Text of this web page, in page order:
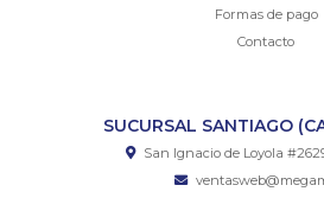
Formas de pago
Contacto
SUCURSAL SANTIAGO
San Ignacio de Loyola